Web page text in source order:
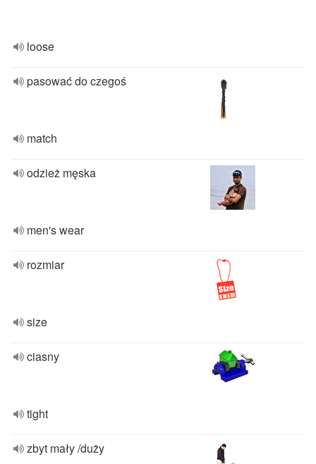
loose
pasować do czegoś
match
odzież męska
men's wear
rozmiar
size
ciasny
tight
zbyt mały /duży